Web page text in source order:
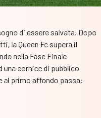
di essere salvata. Dopo
la Queen Fc supera il
nella Fase Finale
una cornice di pubblico
al primo affondo passa: